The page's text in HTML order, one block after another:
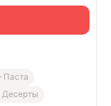
Паста
Десерты